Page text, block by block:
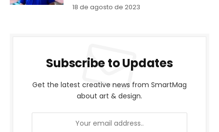
18 de agosto de 2023
Subscribe to Updates
Get the latest creative news from SmartMag
about art & design.